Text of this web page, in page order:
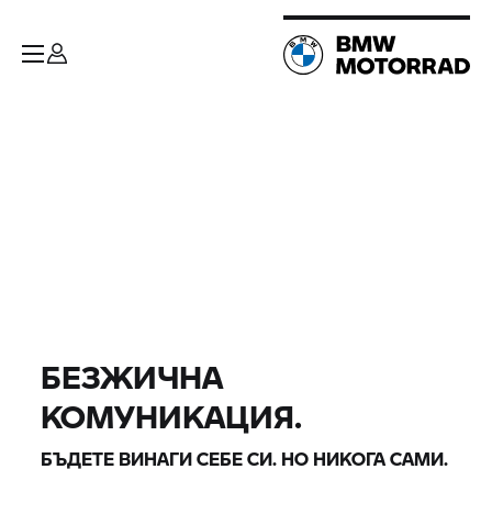
БЕЗЖИЧНА
КОМУНИКАЦИЯ.
БЪДЕТЕ ВИНАГИ СЕБЕ СИ. НО НИКОГА САМИ.